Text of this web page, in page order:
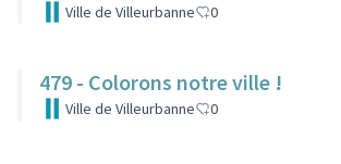
Ville de Villeurbanne 0
479 - Colorons notre ville !
Ville de Villeurbanne 0